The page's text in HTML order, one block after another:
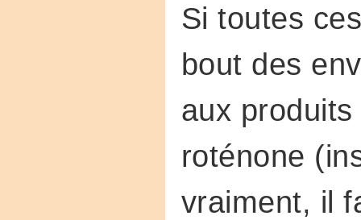
Si toutes
bout des
aux
roténone
vraiment, il